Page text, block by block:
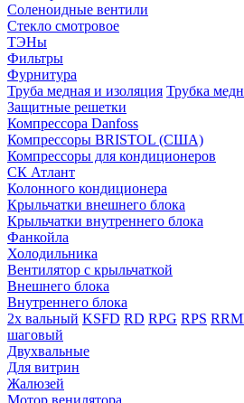
Соленоидные вентили
Стекло смотровое
ТЭНы
Фильтры
Фурнитура
Труба медная и изоляция Трубка
Защитные решетки
Компрессора Danfoss
Компрессоры BRISTOL (США)
Компрессоры для кондиционеров
СК Атлант
Колонного кондиционера
Крыльчатки внешнего блока
Крыльчатки внутреннего блока
Фанкойла
Холодильника
Вентилятор с крыльчаткой
Внешнего блока
Внутреннего блока
2х вальный KSFD RD RPG RPS
шаговый
Двухвальные
Для витрин
Жалюзей
Мотор венилятора